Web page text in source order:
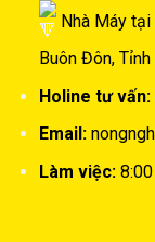
Nhà Máy tại
Buôn Đôn,
Holine tư vấn:
Email:
Làm việc:8:00